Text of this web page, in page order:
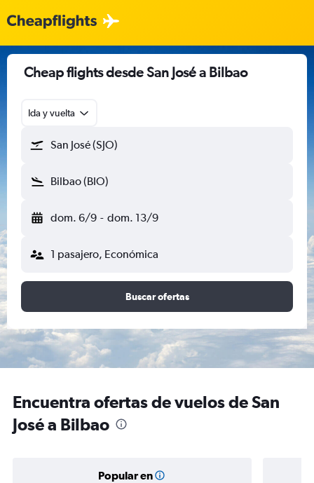
Cheap flights desde San José a Bilbao
Ida y vuelta
San José (SJO)
Bilbao (BIO)
dom. 6/9 - dom. 13/9
1 pasajero, Económica
Buscar ofertas
Encuentra ofertas de vuelos de San
José a Bilbao
Popular en